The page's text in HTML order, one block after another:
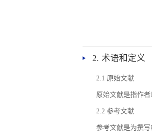
2. 术语和定义
2.1 原始文献
原始文献是指作
2.2 参考文献
参考文献是为撰